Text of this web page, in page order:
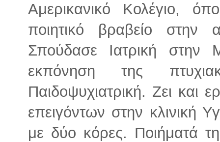
Αμερικανικό Κολέγιο,
ποιητικό βραβείο στην
Σπούδασε Ιατρική στην
εκπόνηση της
Παιδοψυχιατρική. Ζει και
επειγόντων στην κλινική
με δύο κόρες. Ποιήματά